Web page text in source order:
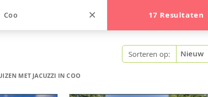
Coo 17 Resultaten
Sorteren op:
MET JACUZZI IN COO